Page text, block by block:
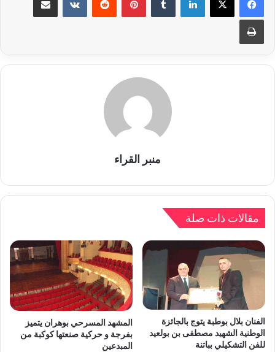
طباعة
منبر القراء
مقالات ذات صلة
الفنان بلال بوطبة يتوج بالجائزة
الوطنية الشهيد مصطفى بن بولعيد
للفن التشكيلي بباتنة
المشهد المسرحي بوهران يتميز
بفرجة و حركية صنعتها كوكبة من
المبدعين